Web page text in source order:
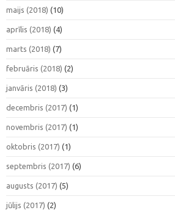
maijs (2018) (10)
aprīlis (2018) (4)
marts (2018) (7)
februāris (2018) (2)
janvāris (2018) (3)
decembris (2017) (1)
novembris (2017) (1)
oktobris (2017) (1)
septembris (2017) (6)
augusts (2017) (5)
jūlijs (2017) (2)